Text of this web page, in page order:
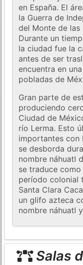
en España. El
la Guerra de
del Monte de las
Durante un
la ciudad fue la
antes de ser
encuentra en
pobladas de
Gran parte de
produciendo
Ciudad de
río Lerma. Esto
importantes con
se desborda
nombre náhuatl
se traduce
período colonial
Santa Clara
un glifo azteca
nombre náhuatl
Salas